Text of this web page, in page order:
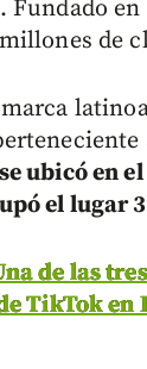
Fundado
de
ubicó en
el lugar
de las
TikTok en